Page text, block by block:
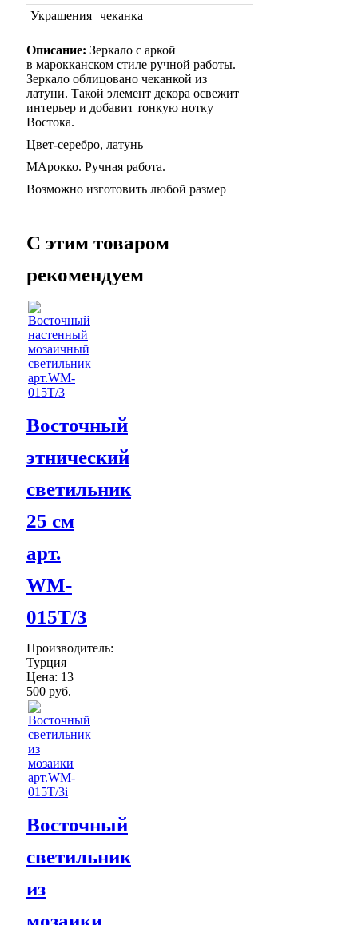
Украшения чеканка
Описание: Зеркало с аркой
в марокканском стиле ручной работы.
Зеркало облицовано чеканкой из
латуни. Такой элемент декора освежит
интерьер и добавит тонкую нотку
Востока.
Цвет-серебро, латунь
МАрокко. Ручная работа.
Возможно изготовить любой размер
C этим товаром
рекомендуем
Восточный
этнический
светильник
25 см
арт.
WM-
015T/3
Производитель:
Турция
Цена: 13
500 руб.
Восточный
светильник
из
мозаики